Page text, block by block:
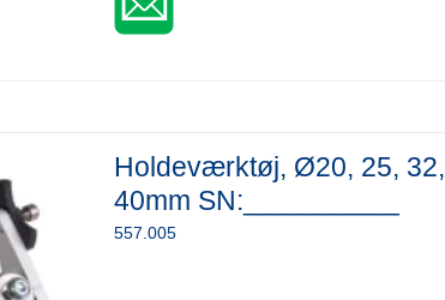
Holdeværktøj, Ø20, 25, 32,
40mm SN:__________
557.005